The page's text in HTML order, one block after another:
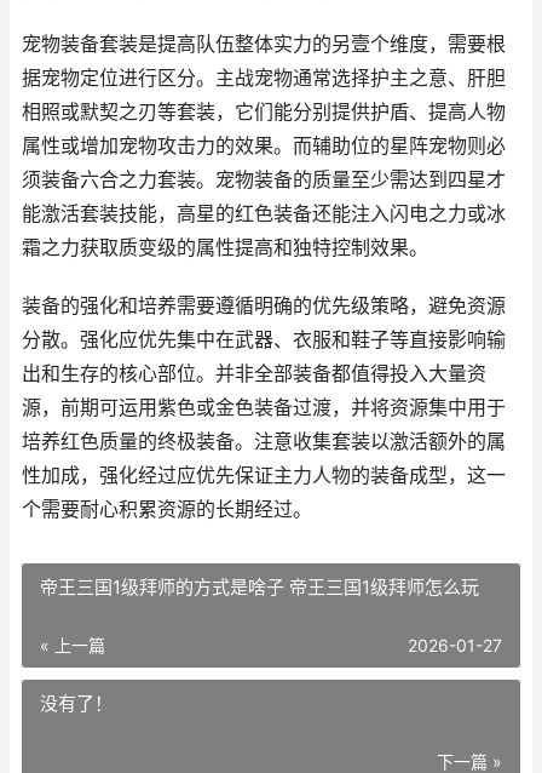
宠物装备套装是提高队伍整体实力的另壹个维度，需要根
据宠物定位进行区分。主战宠物通常选择护主之意、肝胆
相照或默契之刃等套装，它们能分别提供护盾、提高人物
属性或增加宠物攻击力的效果。而辅助位的星阵宠物则必
须装备六合之力套装。宠物装备的质量至少需达到四星才
能激活套装技能，高星的红色装备还能注入闪电之力或冰
霜之力获取质变级的属性提高和独特控制效果。
装备的强化和培养需要遵循明确的优先级策略，避免资源
分散。强化应优先集中在武器、衣服和鞋子等直接影响输
出和生存的核心部位。并非全部装备都值得投入大量资
源，前期可运用紫色或金色装备过渡，并将资源集中用于
培养红色质量的终极装备。注意收集套装以激活额外的属
性加成，强化经过应优先保证主力人物的装备成型，这一
个需要耐心积累资源的长期经过。
帝王三国1级拜师的方式是啥子 帝王三国1级拜师怎么玩
« 上一篇 2026-01-27
没有了！
下一篇 »